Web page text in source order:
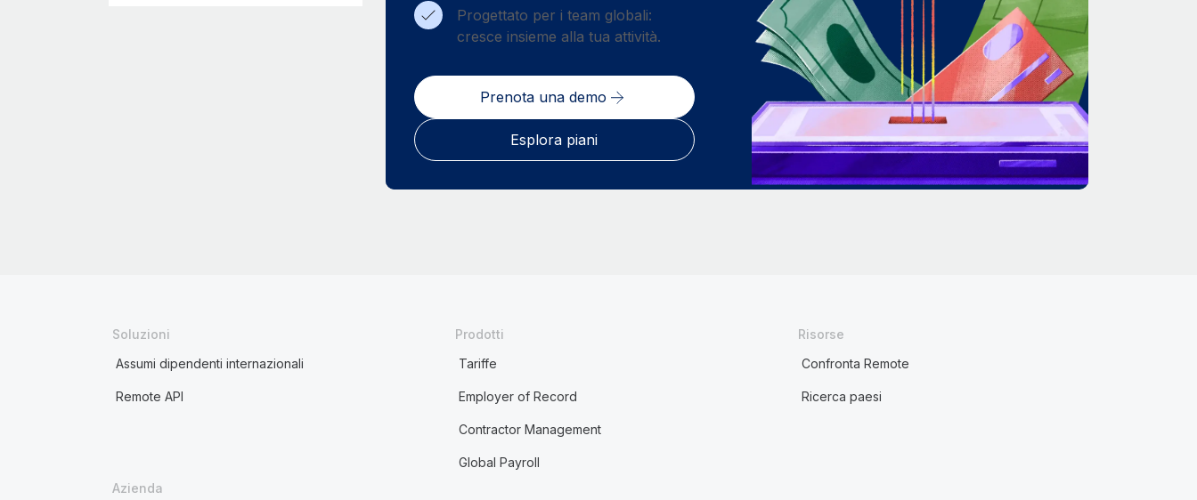
Progettato per i team globali:
cresce insieme alla tua attività.
Prenota una demo
Esplora piani
Soluzioni
Assumi dipendenti internazionali
Remote API
Prodotti
Tariffe
Employer of Record
Contractor Management
Global Payroll
Risorse
Confronta Remote
Ricerca paesi
Azienda